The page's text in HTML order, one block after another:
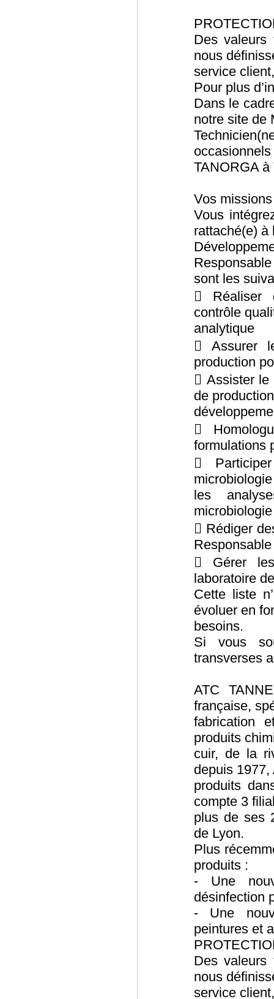
Des valeurs
nous
service
Pour plus
Dans le
notre site de
TANORGA à
Vos missions
Vous
rattaché(e) à
sont les
 Réaliser
contrôle
analytique
 Assurer
production
 Assister le
de

formulations

les
microbiologie
 Rédiger
 Gérer
laboratoire
Cette liste
évoluer en
besoins.
Si vous
transverses
ATC
française,
fabrication
produits
cuir, de la
depuis 1977,
produits
compte 3
plus de ses
de Lyon.
Plus
produits :
- Une
désinfection
- Une
peintures et
Des valeurs
nous
service